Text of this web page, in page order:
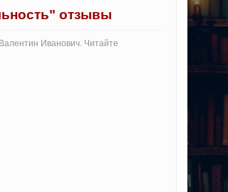
отзывы
Иванович. Читайте